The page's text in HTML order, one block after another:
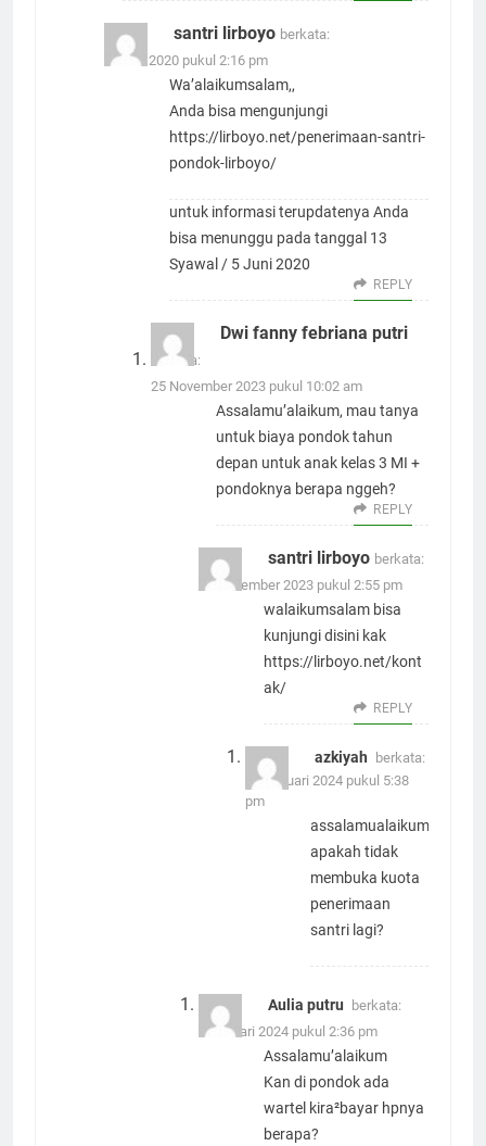
santri lirboyo berkata:
29 Mei 2020 pukul 2:16 pm
Wa’alaikumsalam,,
Anda bisa mengunjungi
https://lirboyo.net/penerimaan-santri-
pondok-lirboyo/
untuk informasi terupdatenya Anda
bisa menunggu pada tanggal 13
Syawal / 5 Juni 2020
REPLY
Dwi fanny febriana putri
berkata:
25 November 2023 pukul 10:02 am
Assalamu’alaikum, mau tanya
untuk biaya pondok tahun
depan untuk anak kelas 3 MI +
pondoknya berapa nggeh?
REPLY
santri lirboyo berkata:
25 November 2023 pukul 2:55 pm
walaikumsalam bisa
kunjungi disini kak
https://lirboyo.net/kont
ak/
REPLY
azkiyah
berkata:
17 Januari 2024 pukul 5:38
pm
assalamualaikum
apakah tidak
membuka kuota
penerimaan
santri lagi?
Aulia putru
berkata:
1 Januari 2024 pukul 2:36 pm
Assalamu’alaikum
Kan di pondok ada
wartel kira²bayar hpnya
berapa?